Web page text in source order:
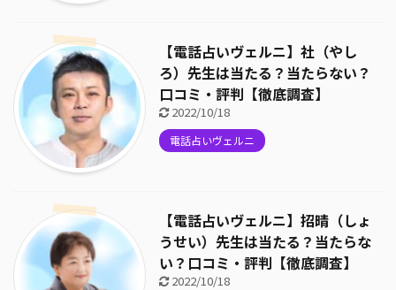
【電話占いヴェルニ】社（やし
ろ）先生は当たる？当たらない？
口コミ・評判【徹底調査】
2022/10/18
電話占いヴェルニ
【電話占いヴェルニ】招晴（しょ
うせい）先生は当たる？当たらな
い？口コミ・評判【徹底調査】
2022/10/18